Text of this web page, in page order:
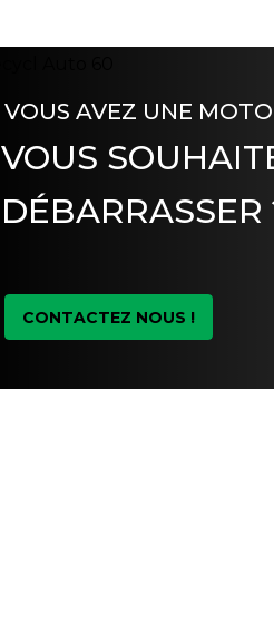
VOUS AVEZ UNE
VOUS
DÉBARRASSER
CONTACTEZ NOUS !